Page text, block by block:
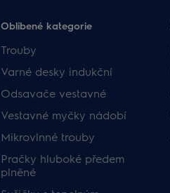
Oblíbené kategorie
Trouby
Varné desky indukční
Odsavače vestavné
Vestavné myčky nádobí
Mikrovlnné trouby
Pračky hluboké předem
plněné